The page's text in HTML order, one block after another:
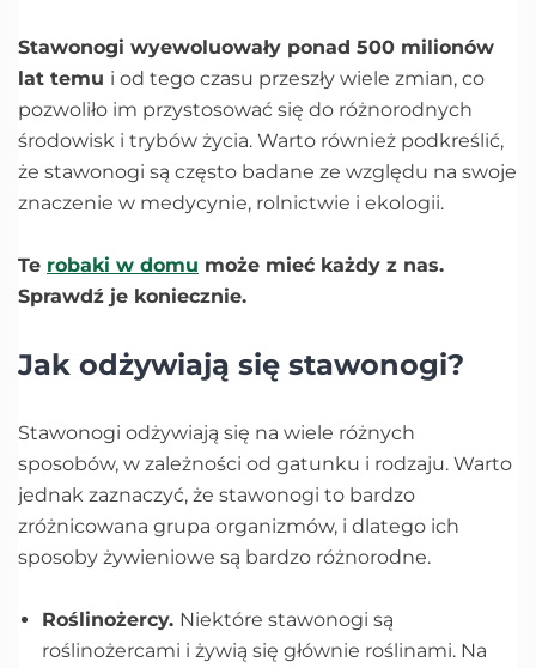
Stawonogi wyewoluowały ponad 500 milionów
lat temu i od tego czasu przeszły wiele zmian, co
pozwoliło im przystosować się do różnorodnych
środowisk i trybów życia. Warto również podkreślić,
że stawonogi są często badane ze względu na swoje
znaczenie w medycynie, rolnictwie i ekologii.
Te robaki w domu może mieć każdy z nas.
Sprawdź je koniecznie.
Jak odżywiają się stawonogi?
Stawonogi odżywiają się na wiele różnych
sposobów, w zależności od gatunku i rodzaju. Warto
jednak zaznaczyć, że stawonogi to bardzo
zróżnicowana grupa organizmów, i dlatego ich
sposoby żywieniowe są bardzo różnorodne.
Roślinożercy. Niektóre stawonogi są
roślinożercami i żywią się głównie roślinami. Na